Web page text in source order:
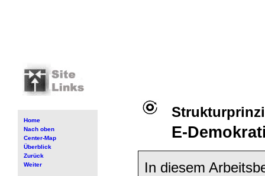
Home
Nach oben
Center-Map
Überblick
Zurück
Weiter
E-
In diesem